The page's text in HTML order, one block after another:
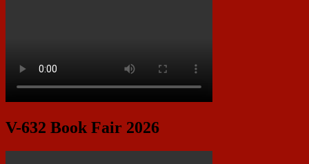
V-632 Book Fair 2026